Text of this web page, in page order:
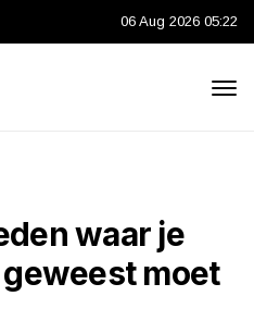
06 Aug 2026 05:22
waar je
moet